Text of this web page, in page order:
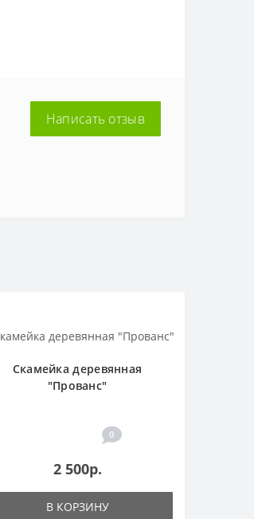
Написать отзыв
Скамейка деревянная
"Прованс"
0
2 500р.
В КОРЗИНУ